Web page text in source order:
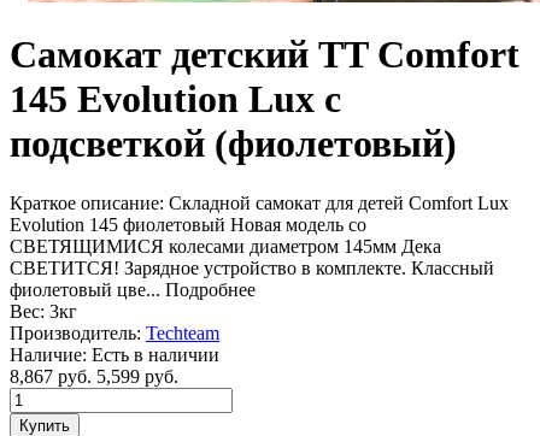
Cамокат детский TT Comfort
145 Evolution Lux с
подсветкой (фиолетовый)
Краткое описание: Складной самокат для детей Comfort Lux
Evolution 145 фиолетовый Новая модель со
СВЕТЯЩИМИСЯ колесами диаметром 145мм Дека
СВЕТИТСЯ! Зарядное устройство в комплекте. Классный
фиолетовый цве... Подробнее
Вес: 3кг
Производитель: Techteam
Наличие: Есть в наличии
8,867 руб. 5,599 руб.